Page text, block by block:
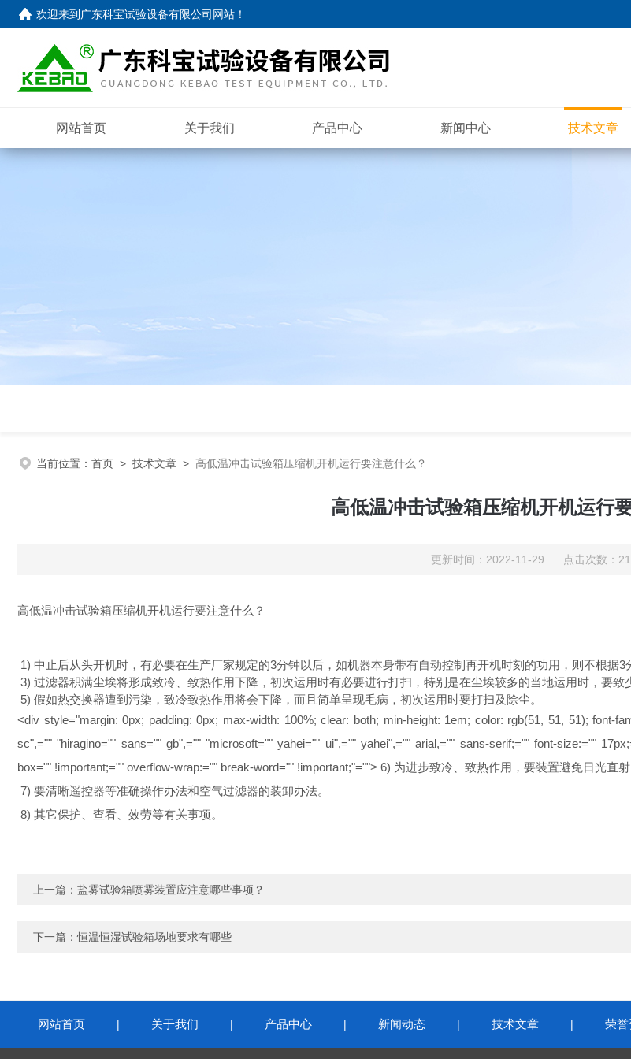
欢迎来到 广东科宝试验设备有限公司网站 ！
网站首页 关于我们 产品中心 新闻中心 技术文章
当前位置： 首页 > 技术文章 > 高低温冲击试验箱压缩机开机运行要注意什么？
高低温冲击试验箱压缩机开机运行
更新时间：2022-11-29 点击次数：
高低温冲击试验箱压缩机开机运行要注意什么？
1) 中止后从头开机时，有必要在生产厂家规定的3分钟以后，如机器本身带有自动控制再开机时刻的功用，则不根据3
3) 过滤器积满尘埃将形成致冷、致热作用下降，初次运用时有必要进行打扫，特别是在尘埃较多的当地运用时，要致
5) 假如热交换器遭到污染，致冷致热作用将会下降，而且简单呈现毛病，初次运用时要打扫及除尘。
<div style="margin: 0px; padding: 0px; max-width: 100%; clear: both; min-height: 1em; color: rgb(51, 51, 51); font-
sc",="" "hiragino="" sans="" gb",="" "microsoft="" yahei="" ui",="" yahei",="" arial,="" sans-serif;="" font-size:=""
box="" !important;="" overflow-wrap:="" break-word="" !important;"=""> 6) 为进步致冷、致热作用，要装置避免日光直
7) 要清晰遥控器等准确操作办法和空气过滤器的装卸办法。
8) 其它保护、查看、效劳等有关事项。
上一篇： 盐雾试验箱喷雾装置应注意哪些事项？
下一篇：恒温恒湿试验箱场地要求有哪些
网站首页 | 关于我们 | 产品中心 | 新闻动态 | 技术文章 | 荣